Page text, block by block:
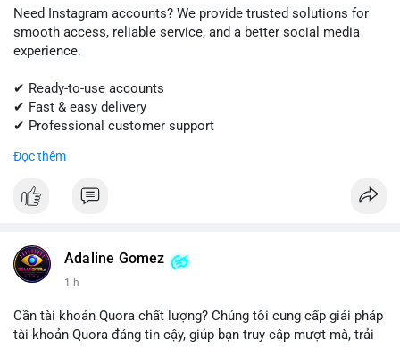
Need Instagram accounts? We provide trusted solutions for
smooth access, reliable service, and a better social media
experience.
✔ Ready-to-use accounts
✔ Fast & easy delivery
✔ Professional customer support
Get started today! Contact us for more details.
📱 WhatsApp: +1 (681) 549-2683
#instagram #instagramaccount
#digitalsolutions
#sellssmm
Đọc thêm
Adaline Gomez
1 h
Cần tài khoản Quora chất lượng? Chúng tôi cung cấp giải pháp
tài khoản Quora đáng tin cậy, giúp bạn truy cập mượt mà, trải